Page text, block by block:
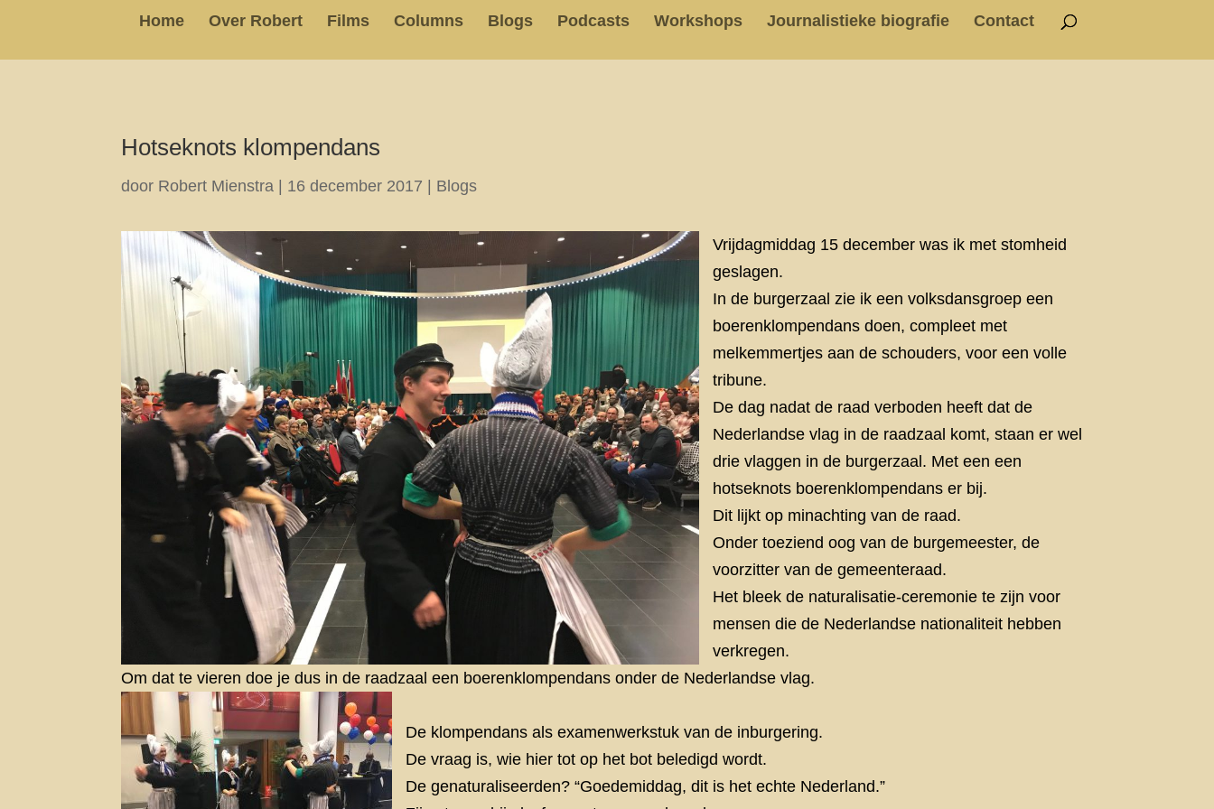
Home Over Robert Films Columns Blogs Podcasts Workshops Journalistieke biografie Contact
Hotseknots klompendans
door Robert Mienstra | 16 december 2017 | Blogs
Vrijdagmiddag 15 december was ik met stomheid
geslagen.
In de burgerzaal zie ik een volksdansgroep een
boerenklompendans doen, compleet met
melkemmertjes aan de schouders, voor een volle
tribune.
De dag nadat de raad verboden heeft dat de
Nederlandse vlag in de raadzaal komt, staan er wel
drie vlaggen in de burgerzaal. Met een een
hotseknots boerenklompendans er bij.
Dit lijkt op minachting van de raad.
Onder toeziend oog van de burgemeester, de
voorzitter van de gemeenteraad.
Het bleek de naturalisatie-ceremonie te zijn voor
mensen die de Nederlandse nationaliteit hebben
verkregen.
Om dat te vieren doe je dus in de raadzaal een boerenklompendans onder de Nederlandse vlag.
De klompendans als examenwerkstuk van de inburgering.
De vraag is, wie hier tot op het bot beledigd wordt.
De genaturaliseerden? “Goedemiddag, dit is het echte Nederland.”